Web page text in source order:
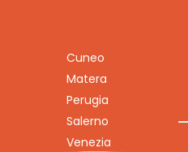
Cuneo
Matera
Perugia
Salerno
Venezia